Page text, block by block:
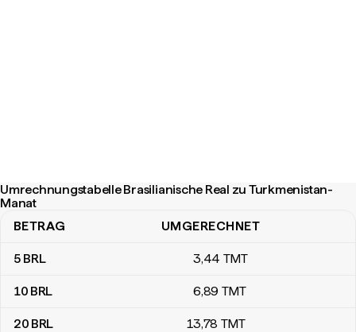
Umrechnungstabelle Brasilianische Real zu Turkmenistan-
Manat
Umrechnungstabelle Brasilianische Real zu Turkmenistan-Manat
BETRAG UMGERECHNET
5 BRL 3,44 TMT
10 BRL 6,89 TMT
20 BRL 13,78 TMT